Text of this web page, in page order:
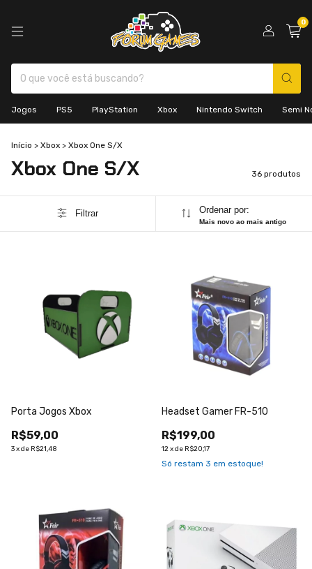
0
Jogos PS5 PlayStation Xbox Nintendo Switch Semi
Início > Xbox > Xbox One S/X
Xbox One S/X 36 produtos
Filtrar Ordenar por:
Mais novo ao mais antigo
Porta Jogos Xbox
R$59,00
3xde R$21,48
Headset Gamer FR-510
R$199,00
12xde R$20,17
Só restam 3 em estoque!